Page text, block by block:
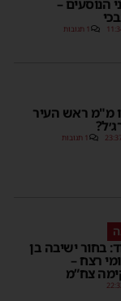
הנוסעים –
1 תגובות
מ"מ ראש העיר
1 תגובות
בחור ישיבה בן
רצח –
צח”מ